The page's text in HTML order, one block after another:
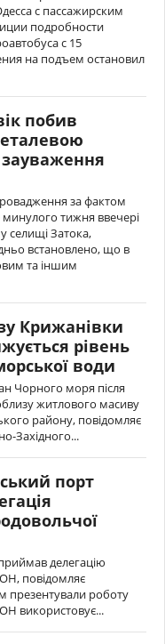
с пассажирским
подробности
с 15
на подъем остановил
побив
за фактом
минулого тижня ввечері
селищі Затока,
встановлено, що в
та іншим
Крижанівки
рівень
води
Чорного моря після
житлового масиву
району, повідомляє
Західного...
порт
делегацію
повідомляє
презентували роботу
використовує...